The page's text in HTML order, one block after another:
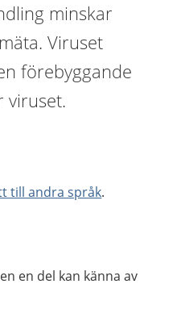
minskar
Viruset
förebyggande
viruset.
till andra språk.
en del kan känna av